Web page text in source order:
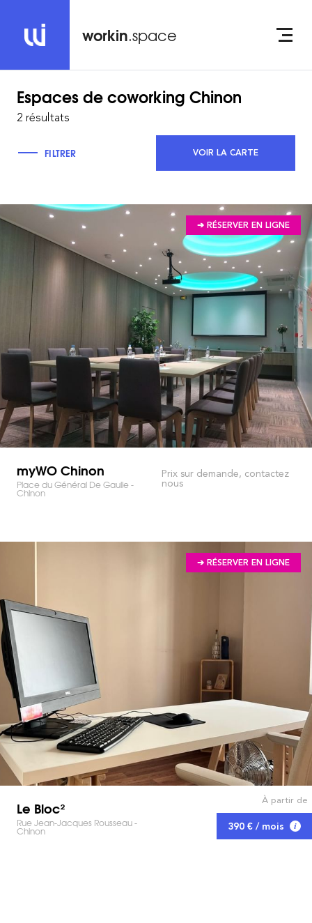
workin.space
Espaces de coworking Chinon
2 résultats
FILTRER VOIR LA CARTE
➔ RÉSERVER EN LIGNE
myWO Chinon
Place du Général De Gaulle -
Chinon
Prix sur demande, contactez
nous
➔ RÉSERVER EN LIGNE
Le Bloc²
Rue Jean-Jacques Rousseau -
Chinon
À partir de
390 € / mois